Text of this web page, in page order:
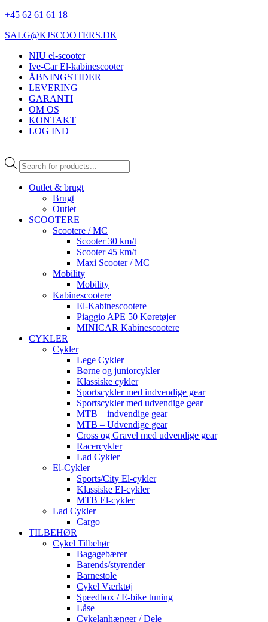
+45 62 61 61 18
SALG@KJSCOOTERS.DK
NIU el-scooter
Ive-Car El-kabinescooter
ÅBNINGSTIDER
LEVERING
GARANTI
OM OS
KONTAKT
LOG IND
Products
search
Outlet & brugt
Brugt
Outlet
SCOOTERE
Scootere / MC
Scooter 30 km/t
Scooter 45 km/t
Maxi Scooter / MC
Mobility
Mobility
Kabinescootere
El-Kabinescootere
Piaggio APE 50 Køretøjer
MINICAR Kabinescootere
CYKLER
Cykler
Lege Cykler
Børne og juniorcykler
Klassiske cykler
Sportscykler med indvendige gear
Sportscykler med udvendige gear
MTB – indvendige gear
MTB – Udvendige gear
Cross og Gravel med udvendige gear
Racercykler
Lad Cykler
El-Cykler
Sports/City El-cykler
Klassiske El-cykler
MTB El-cykler
Lad Cykler
Cargo
TILBEHØR
Cykel Tilbehør
Bagagebærer
Barends/styrender
Barnestole
Cykel Værktøj
Speedbox / E-bike tuning
Låse
Cykelanhænger / Dele